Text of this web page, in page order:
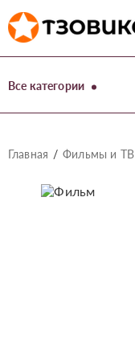
Все категории
Главная Фильмы и ТВ